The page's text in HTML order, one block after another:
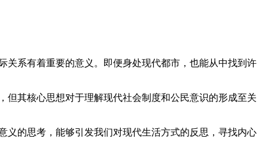
关系有着重要的意义。即便身处现代都市，也能从中找到许
其核心思想对于理解现代社会制度和公民意识的形成至关
义的思考，能够引发我们对现代生活方式的反思，寻找内心